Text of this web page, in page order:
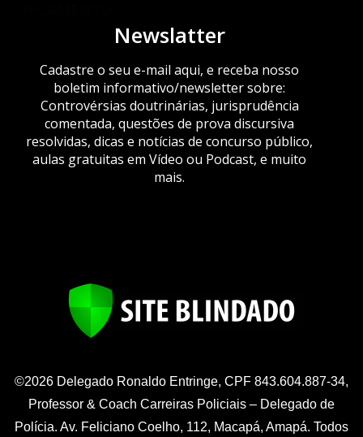
Newslatter
Cadastre o seu e-mail aqui, e receba nosso
boletim informativo/newsletter sobre:
Controvérsias doutrinárias, jurisprudência
comentada, questões de prova discursiva
resolvidas, dicas e notícias de concurso público,
aulas gratuitas em Vídeo ou Podcast, e muito
mais.
©2026 Delegado Ronaldo Entringe, CPF 843.604.887-34,
Professor & Coach Carreiras Policiais – Delegado de
Polícia. Av. Feliciano Coelho, 112, Macapá, Amapá. Todos